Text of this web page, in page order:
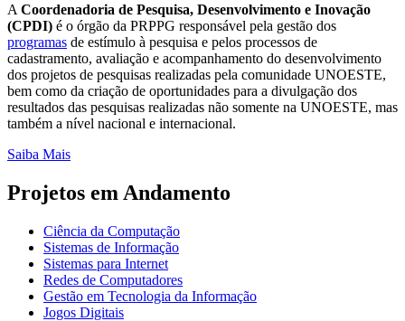
A Coordenadoria de Pesquisa, Desenvolvimento e Inovação
(CPDI) é o órgão da PRPPG responsável pela gestão dos
programas de estímulo à pesquisa e pelos processos de
cadastramento, avaliação e acompanhamento do desenvolvimento
dos projetos de pesquisas realizadas pela comunidade UNOESTE,
bem como da criação de oportunidades para a divulgação dos
resultados das pesquisas realizadas não somente na UNOESTE, mas
também a nível nacional e internacional.
Saiba Mais
Projetos em Andamento
Ciência da Computação
Sistemas de Informação
Sistemas para Internet
Redes de Computadores
Gestão em Tecnologia da Informação
Jogos Digitais